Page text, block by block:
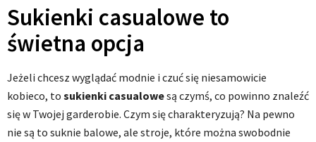
Sukienki casualowe to
świetna opcja
Jeżeli chcesz wyglądać modnie i czuć się niesamowicie
kobieco, to sukienki casualowesą czymś, co powinno znaleźć
się w Twojej garderobie. Czym się charakteryzują? Na pewno
nie są to suknie balowe, ale stroje, które można swobodnie